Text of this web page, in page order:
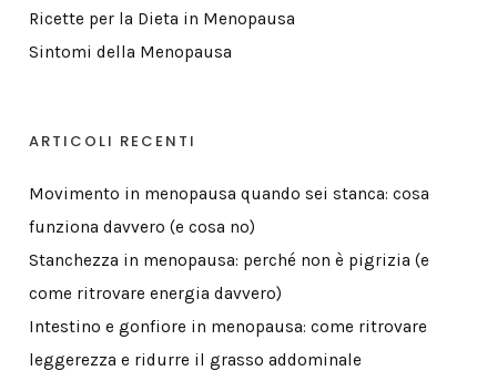
Ricette per la Dieta in Menopausa
Sintomi della Menopausa
ARTICOLI RECENTI
Movimento in menopausa quando sei stanca: cosa
funziona davvero (e cosa no)
Stanchezza in menopausa: perché non è pigrizia (e
come ritrovare energia davvero)
Intestino e gonfiore in menopausa: come ritrovare
leggerezza e ridurre il grasso addominale